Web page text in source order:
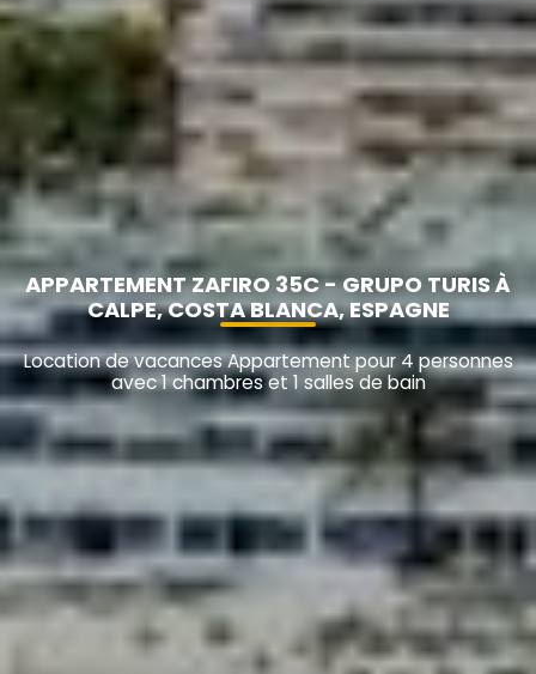
APPARTEMENT ZAFIRO 35C - GRUPO TURIS À
CALPE, COSTA BLANCA, ESPAGNE
Location de vacances Appartement pour 4 personnes
avec 1 chambres et 1 salles de bain